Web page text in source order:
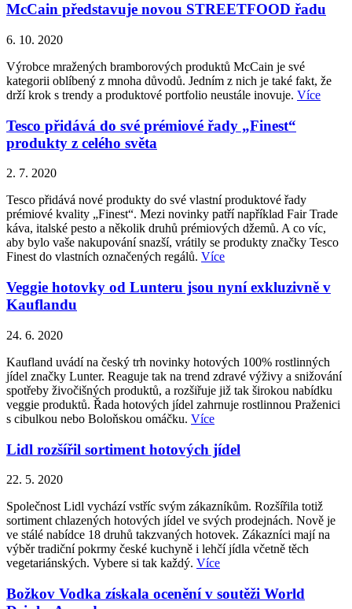
McCain představuje novou STREETFOOD řadu
6. 10. 2020
Výrobce mražených bramborových produktů McCain je své
kategorii oblíbený z mnoha důvodů. Jedním z nich je také fakt, že
drží krok s trendy a produktové portfolio neustále inovuje. Více
Tesco přidává do své prémiové řady „Finest“
produkty z celého světa
2. 7. 2020
Tesco přidává nové produkty do své vlastní produktové řady
prémiové kvality „Finest“. Mezi novinky patří například Fair Trade
káva, italské pesto a několik druhů prémiových džemů. A co víc,
aby bylo vaše nakupování snazší, vrátily se produkty značky Tesco
Finest do vlastních označených regálů. Více
Veggie hotovky od Lunteru jsou nyní exkluzivně v
Kauflandu
24. 6. 2020
Kaufland uvádí na český trh novinky hotových 100% rostlinných
jídel značky Lunter. Reaguje tak na trend zdravé výživy a snižování
spotřeby živočišných produktů, a rozšiřuje již tak širokou nabídku
veggie produktů. Řada hotových jídel zahrnuje rostlinnou Praženici
s cibulkou nebo Boloňskou omáčku. Více
Lidl rozšířil sortiment hotových jídel
22. 5. 2020
Společnost Lidl vychází vstříc svým zákazníkům. Rozšířila totiž
sortiment chlazených hotových jídel ve svých prodejnách. Nově je
ve stálé nabídce 18 druhů takzvaných hotovek. Zákazníci mají na
výběr tradiční pokrmy české kuchyně i lehčí jídla včetně těch
vegetariánských. Vybere si tak každý. Více
Božkov Vodka získala ocenění v soutěži World